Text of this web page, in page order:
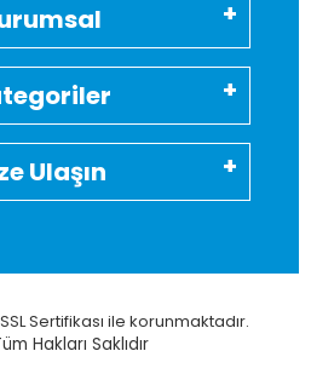
Ulaşın
Sertifikası ile korunmaktadır.
Hakları Saklıdır